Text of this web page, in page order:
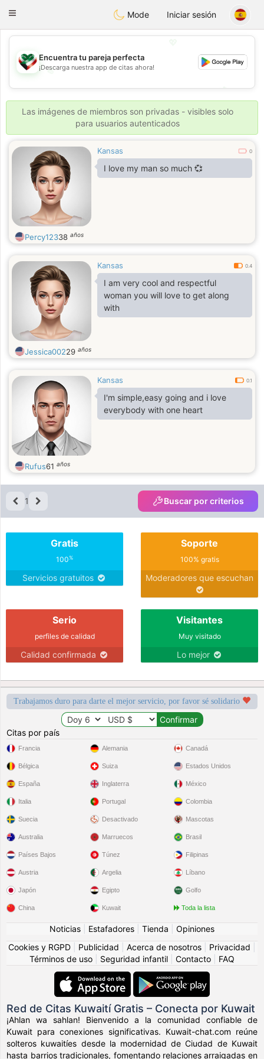
KuwaitChat
Toggle
Mode Iniciar sesión
💖
💕
💕
Encuentra tu pareja perfecta
¡Descarga nuestra app de citas ahora!
Las imágenes de miembros son privadas - visibles solo
para usuarios autenticados
Kansas 0
I love my man so much 💞
Percy12338 años
Kansas 0.4
I am very cool and respectful
woman you will love to get along
with
Jessica00229 años
Kansas 0.1
I'm simple,easy going and i love
everybody with one heart
Rufus61 años
1 Buscar por criterios
Gratis
100%
Servicios gratuitos
Soporte
100% gratis
Moderadores que escuchan
Serio
perfiles de calidad
Calidad confirmada
Visitantes
Muy visitado
Lo mejor
Trabajamos duro para darte el mejor servicio, por favor sé solidario
Citas por país
Francia
Bélgica
España
Italia
Suecia
Alemania
Suiza
Inglaterra
Portugal
Desactivado
Canadá
Estados Unidos
México
Colombia
Mascotas
Australia
Países Bajos
Austria
Japón
China
Marruecos
Túnez
Argelia
Egipto
Kuwait
Brasil
Filipinas
Líbano
Golfo
Toda la lista
Noticias Estafadores Tienda
Opiniones
Cookies y RGPD
Publicidad Acerca de nosotros Privacidad
Términos de uso
Seguridad infantil Contacto FAQ
Red de Citas Kuwaití Gratis – Conecta por Kuwait
¡Ahlan wa sahlan! Bienvenido a la comunidad confiable de
Kuwait para conexiones significativas. Kuwait-chat.com reúne
solteros kuwaitíes desde la modernidad de Ciudad de Kuwait
hasta barrios tradicionales, fomentando relaciones arraigadas en